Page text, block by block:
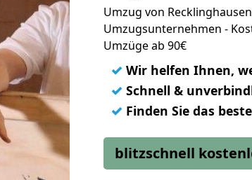
Umzug von
Umzugsunternehmen -
Umzüge ab 90€
✓ Wir helfen Ihnen,
✓ Schnell &
✓ Finden Sie das
blitzschnell